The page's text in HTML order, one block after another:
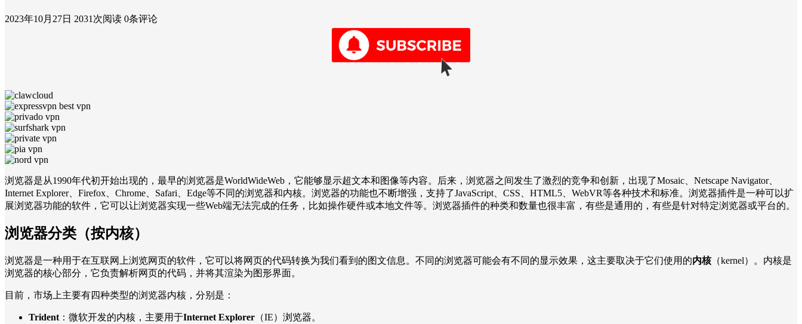
2023年10月27日 2031次阅读 0条评论
浏览器是从1990年代初开始出现的，最早的浏览器是WorldWideWeb，它能够显示超文本和图像等内容。后来，浏览器之间发生了激烈的竞争和创新，出现了Mosaic、Netscape Navigator、
Internet Explorer、Firefox、Chrome、Safari、Edge等不同的浏览器和内核。浏览器的功能也不断增强，支持了JavaScript、CSS、HTML5、WebVR等各种技术和标准。浏览器插件是一种可以扩
展浏览器功能的软件，它可以让浏览器实现一些Web端无法完成的任务，比如操作硬件或本地文件等。浏览器插件的种类和数量也很丰富，有些是通用的，有些是针对特定浏览器或平台的。
浏览器分类（按内核）
浏览器是一种用于在互联网上浏览网页的软件，它可以将网页的代码转换为我们看到的图文信息。不同的浏览器可能会有不同的显示效果，这主要取决于它们使用的内核（kernel）。内核是
浏览器的核心部分，它负责解析网页的代码，并将其渲染为图形界面。
目前，市场上主要有四种类型的浏览器内核，分别是：
Trident ：微软开发的内核，主要用于Internet Explorer （IE）浏览器。